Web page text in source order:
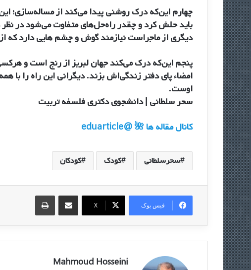
چهارم این‌که درک روشنی پیدا می‌کند از مساله‌سازی؛
باید حلش کرد و چقدر راه‌حل‌های متفاوت می‌شود در
دیگری از ماجراست نیازمند گوش و چشم هایی دارد که
پنجم این‌که درک می‌کند جهان لبریز از رنج است و
امضاء پای دفتر زندگی‌اش بزند. دیگرانی این راه را
اوست.
سحر سلطانی | دانشجوی دکتری فلسفه تربیت
کانال مقاله ها 🌺 @eduarticle
سحرسلطانی کودک کودکان
فیس بوک X
اشتراک گذاری از طریق ایمیل
Mahmoud Hosseini